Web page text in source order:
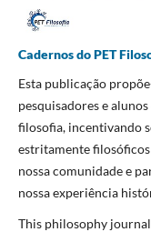
Cadernos do PET
Esta publicação
pesquisadores e
filosofia, incentivando
estritamente
nossa comunidade e
nossa experiência
This philosophy